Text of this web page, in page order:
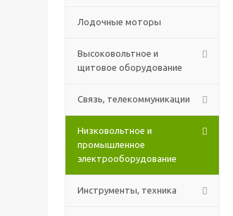
Лодочные моторы
Высоковольтное и
щитовое оборудование
Связь, телекоммуникации
Низковольтное и
промышленное
электрооборудование
Инструменты, техника